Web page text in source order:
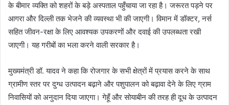
के बीमार व्यक्ति को शहरों के बड़े अस्पताल पहुँचाया जा रहा है। जरूरत पड़ने पर
आगरा और दिल्ली तक भेजने की व्यवस्था भी की जाएगी। विमान में डॉक्टर, नर्स
सहित जीवन-रक्षा के लिए आवश्यक उपकरणों और दवाई की उपलब्धता रखी
जाएगी। यह गरीबों का भला करने वाली सरकार है।
मुख्यमंत्री डॉ. यादव ने कहा कि रोजगार के सभी क्षेत्रों में प्रयास करने के साथ
ग्रामीण स्तर पर दुग्ध उत्पादन बढ़ाने और पशुपालन को बढ़ावा देने के लिए ग्राम
निवासियों को अनुदान दिया जाएगा। गेहूँ और सोयाबीन की तरह ही दूध के उत्पादन